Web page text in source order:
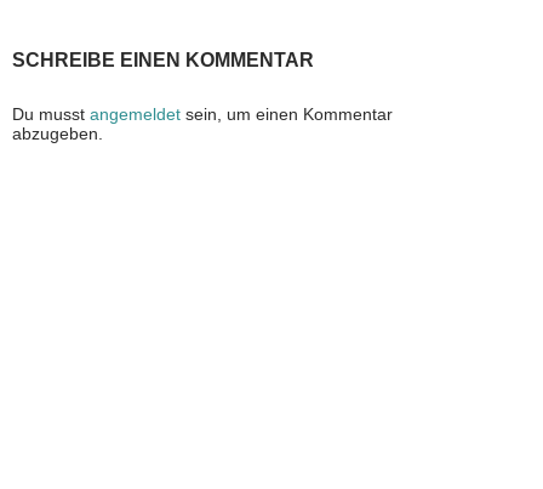
SCHREIBE EINEN KOMMENTAR
Du musst angemeldet sein, um einen Kommentar
abzugeben.